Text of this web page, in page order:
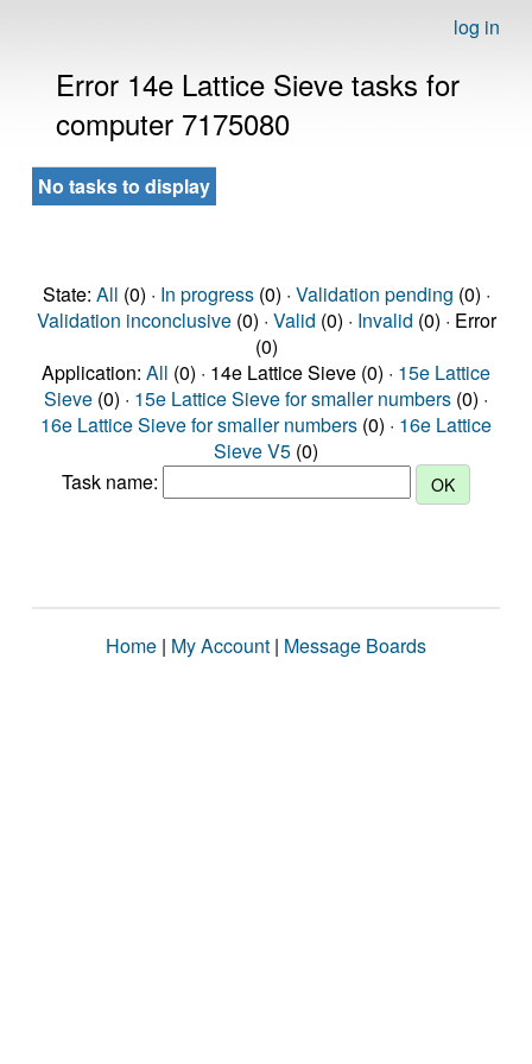
log in
Error 14e Lattice Sieve tasks for
computer 7175080
No tasks to display
State: All (0) · In progress(0) · Validation pending (0) ·
Validation inconclusive(0) · Valid (0) · Invalid (0) · Error
(0)
Application: All (0) · 14e Lattice Sieve (0) · 15e Lattice
Sieve (0) · 15e Lattice Sieve for smaller numbers (0) ·
16e Lattice Sieve for smaller numbers (0) · 16e Lattice
Sieve V5 (0)
Task name:
Home | My Account | Message Boards